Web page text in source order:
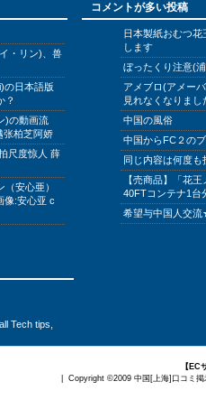
・リン)、兽
の日本語版
？
)の動画流
张柏芝阿娇
尺度惊人 薛
安心亜）
像:安心亚 c
コメントが多い投稿
日本製紙おむつ
します
ぼったくり注意(
アメブロ(アメー
見れなくなりまし
中国の風俗
中国からFC２の
同じ内容は何度
【売商品】「花
40FTコンテナ1台
希望与中国人交
Tech tips,
【EC
| Copyright ©2009 中国[上海]口コミ掲